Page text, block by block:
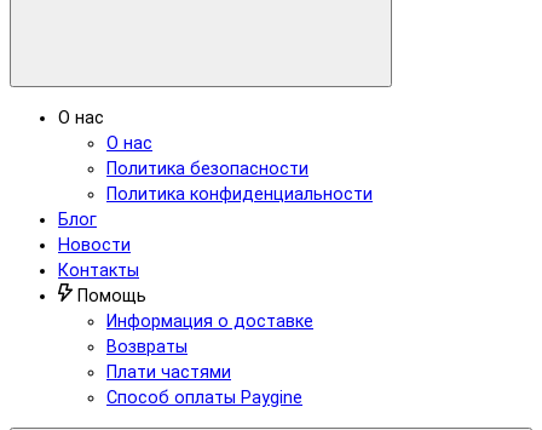
О нас
О нас
Политика безопасности
Политика конфиденциальности
Блог
Новости
Контакты
Помощь
Информация о доставке
Возвраты
Плати частями
Способ оплаты Paygine